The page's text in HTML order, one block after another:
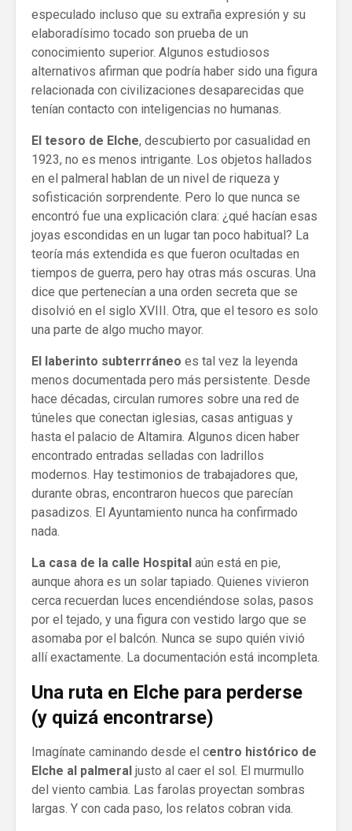
especulado incluso que su extraña expresión y su
elaboradísimo tocado son prueba de un
conocimiento superior. Algunos estudiosos
alternativos afirman que podría haber sido una figura
relacionada con civilizaciones desaparecidas que
tenían contacto con inteligencias no humanas.
El tesoro de Elche, descubierto por casualidad en
1923, no es menos intrigante. Los objetos hallados
en el palmeral hablan de un nivel de riqueza y
sofisticación sorprendente. Pero lo que nunca se
encontró fue una explicación clara: ¿qué hacían esas
joyas escondidas en un lugar tan poco habitual? La
teoría más extendida es que fueron ocultadas en
tiempos de guerra, pero hay otras más oscuras. Una
dice que pertenecían a una orden secreta que se
disolvió en el siglo XVIII. Otra, que el tesoro es solo
una parte de algo mucho mayor.
El laberinto subterrráneo es tal vez la leyenda
menos documentada pero más persistente. Desde
hace décadas, circulan rumores sobre una red de
túneles que conectan iglesias, casas antiguas y
hasta el palacio de Altamira. Algunos dicen haber
encontrado entradas selladas con ladrillos
modernos. Hay testimonios de trabajadores que,
durante obras, encontraron huecos que parecían
pasadizos. El Ayuntamiento nunca ha confirmado
nada.
La casa de la calle Hospital aún está en pie,
aunque ahora es un solar tapiado. Quienes vivieron
cerca recuerdan luces encendiéndose solas, pasos
por el tejado, y una figura con vestido largo que se
asomaba por el balcón. Nunca se supo quién vivió
allí exactamente. La documentación está incompleta.
Una ruta en Elche para perderse
(y quizá encontrarse)
Imagínate caminando desde el centro histórico de
Elche al palmeral justo al caer el sol. El murmullo
del viento cambia. Las farolas proyectan sombras
largas. Y con cada paso, los relatos cobran vida.